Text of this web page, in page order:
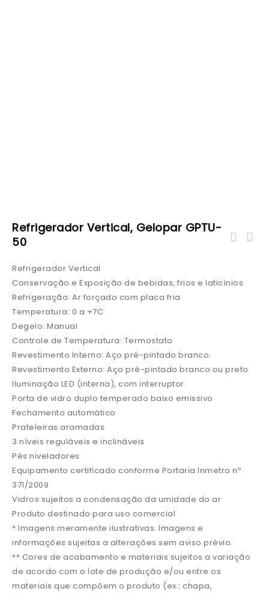
Refrigerador Vertical, Gelopar GPTU-
50
Refrigerador Vertical
Conservação e Exposição de bebidas, frios e laticínios
Refrigeração: Ar forçado com placa fria
Temperatura: 0 a +7C
Degelo: Manual
Controle de Temperatura: Termostato
Revestimento Interno: Aço pré-pintado branco.
Revestimento Externo: Aço pré-pintado branco ou preto
Iluminação LED (interna), com interruptor
Porta de vidro duplo temperado baixo emissivo
Fechamento automático
Prateleiras aramadas
3 níveis reguláveis e inclináveis
Pés niveladores
Equipamento certificado conforme Portaria Inmetro nº
371/2009
Vidros sujeitos a condensação da umidade do ar
Produto destinado para uso comercial
* Imagens meramente ilustrativas. Imagens e
informações sujeitas a alterações sem aviso prévio.
** Cores de acabamento e materiais sujeitos a variação
de acordo com o lote de produção e/ou entre os
materiais que compõem o produto (ex.: chapa,